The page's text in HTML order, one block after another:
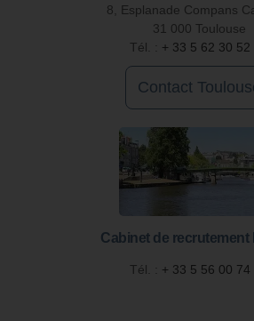
8, Esplanade Compans
31 000 Toulouse
Tél. : + 33 5 62 30 52
Contact
Cabinet de recrutement
Tél. : + 33 5 56 00 74